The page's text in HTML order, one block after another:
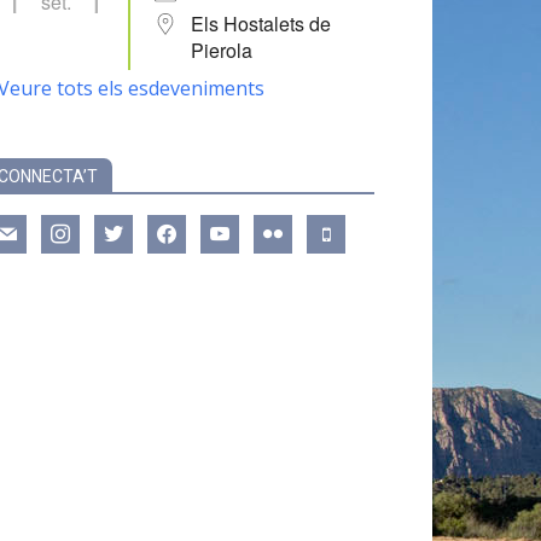
Els Hostalets de
Pierola
tots els esdeveniments
instagramtwitter facebookyoutube flickr mobile